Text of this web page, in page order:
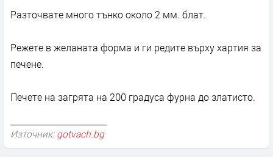
Разточвате много тънко около 2 мм. блат.
Режете в желаната форма и ги редите върху хартия за
печене.
Печете на загрята на 200 градуса фурна до златисто.
Източник: gotvach.bg